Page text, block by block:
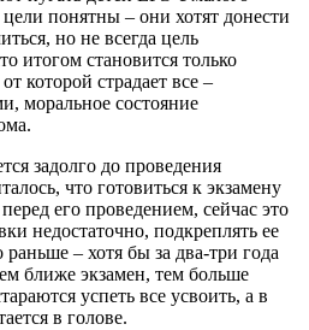
цели понятны – они хотят донести
но не всегда цель
итогом становится только
которой страдает все –
моральное состояние
задолго до проведения
что готовиться к экзамену
его проведением, сейчас это
недостаточно, подкреплять ее
– хотя бы за два-три года
ближе экзамен, тем больше
успеть все усвоить, а в
в голове.